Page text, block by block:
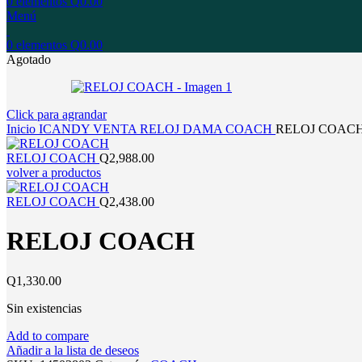
Menú
0 elementos Q0.00
Agotado
Click para agrandar
Inicio ICANDY VENTA RELOJ DAMA COACH RELOJ
RELOJ COACH Q2,988.00
volver a productos
RELOJ COACH Q2,438.00
RELOJ COACH
Q1,330.00
Sin existencias
Add to compare
Añadir a la lista de deseos